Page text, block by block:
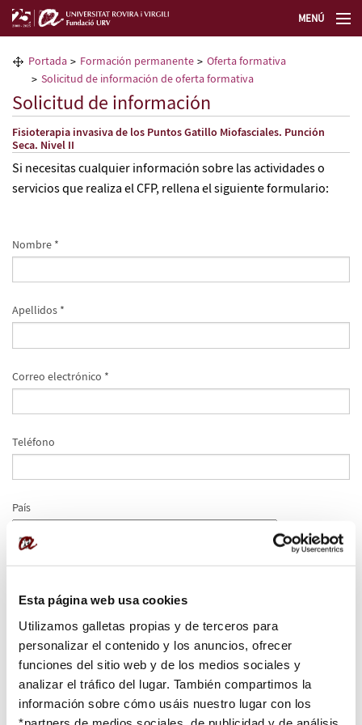
Esta página web usa cookies
Utilizamos galletas propias y de terceros para
personalizar el contenido y los anuncios, ofrecer
funciones del sitio web y de los medios sociales y
analizar el tráfico del lugar. También compartimos la
información sobre cómo usáis nuestro lugar con los
MENÚ
La Fundación URV
Formación permanente
Transferencia de tecnología
Portada Formación permanente
Oferta formativa
Solicitud de información de oferta formativa
Solicitud de información
Fisioterapia invasiva de los Puntos Gatillo Miofasciales. Punción
Seca. Nivel II
Si necesitas cualquier información sobre las actividades o
servicios que realiza el CFP, rellena el siguiente formulario:
Nombre *
Apellidos *
Correo electrónico *
Teléfono
País
Fecha de nacimiento
Femenino
Masculino
¿Echas de menos alguna información sobre el programa?